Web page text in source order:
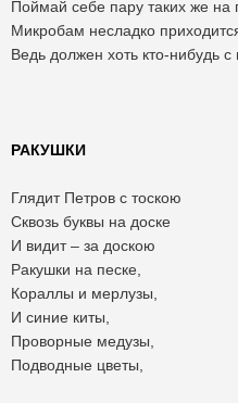
Поймай себе пару таких же на
Микробам несладко
Ведь должен хоть кто-нибудь
РАКУШКИ
Глядит Петров с тоскою
Сквозь буквы на доске
И видит – за доскою
Ракушки на песке,
Кораллы и мерлузы,
И синие киты,
Проворные медузы,
Подводные цветы,